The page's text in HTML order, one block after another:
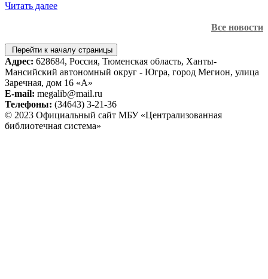
Читать далее
Все новости
Перейти к началу страницы
Адрес: 628684, Россия, Тюменская область, Ханты-
Мансийский автономный округ - Югра, город Мегион, улица
Заречная, дом 16 «А»
E-mail: megalib@mail.ru
Телефоны: (34643) 3-21-36
© 2023 Официальный сайт МБУ «Централизованная
библиотечная система»